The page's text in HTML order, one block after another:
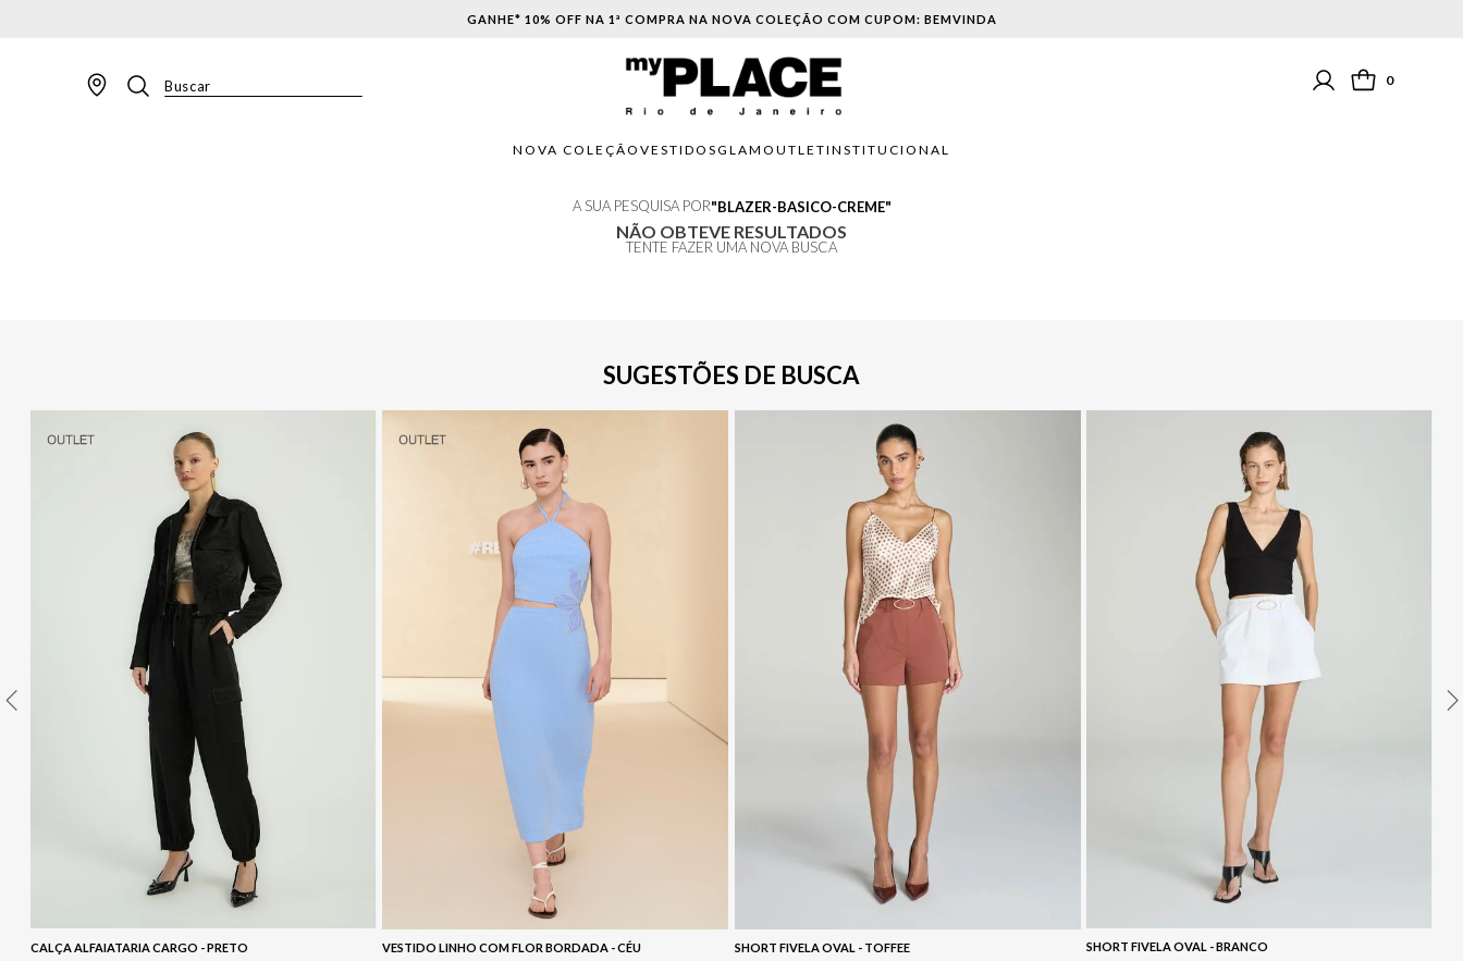
GANHE* 10% OFF NA 1ª COMPRA NA NOVA COLEÇÃO COM CUPOM: BEMVINDA
Buscar
CALÇA JEANS
COLETE
0
NOVA COLEÇÃO VESTIDOSGLAM OUTLETINSTITUCIONAL
A SUA PESQUISA POR BLAZER-BASICO-CREME
NÃO OBTEVE RESULTADOS
TENTE FAZER UMA NOVA BUSCA
SUGESTÕES DE BUSCA
CALÇA ALFAIATARIA CARGO - PRETO
VESTIDO LINHO COM FLOR BORDADA - CÉU
SHORT FIVELA OVAL - TOFFEE
SHORT FIVELA OVAL - BRANCO